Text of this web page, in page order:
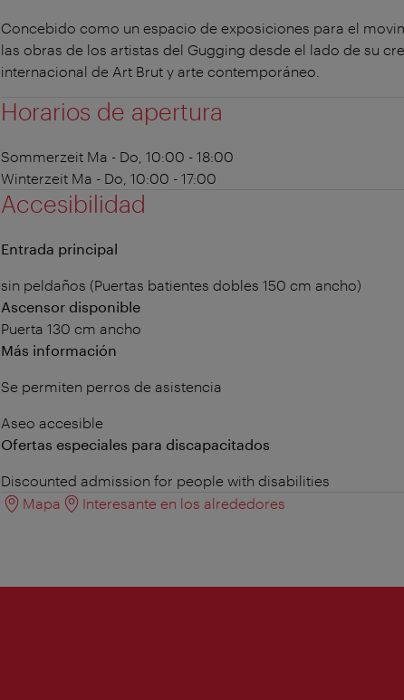
Concebido como un espacio de exposiciones para el
las obras de los artistas del Gugging desde el lado de su
internacional de Art Brut y arte contemporáneo.
Horarios de apertura
Sommerzeit Ma - Do, 10:00 - 18:00
Winterzeit Ma - Do, 10:00 - 17:00
Accesibilidad
Entrada principal
sin peldaños (Puertas batientes dobles 150 cm ancho)
Ascensor disponible
Puerta 130 cm ancho
Más información
Se permiten perros de asistencia
Aseo accesible
Ofertas especiales para discapacitados
Discounted admission for people with disabilities
Mapa
Interesante en los alrededores